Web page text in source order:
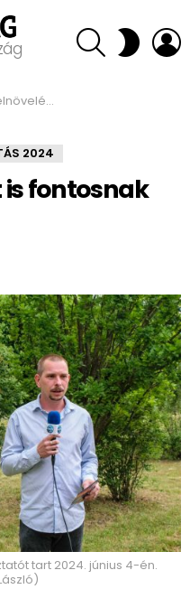
SEARCH SWITCH
SKIN
fontosnak tartja
2024
fontosnak
tart 2024. június 4-én.